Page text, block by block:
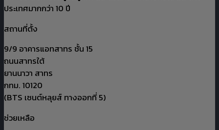
options
may
chosen
on
the
product
page
ประเทศมากกว่า 10 ปี
สถานที่ตั้ง
9/9 อาคารแอทสาทร ชั้น 15
ถนนสาทรใต้
ยานนาวา สาทร
กทม. 10120
(BTS เซนต์หลุยส์ ทางออกที่ 5)
ช่วยเหลือ